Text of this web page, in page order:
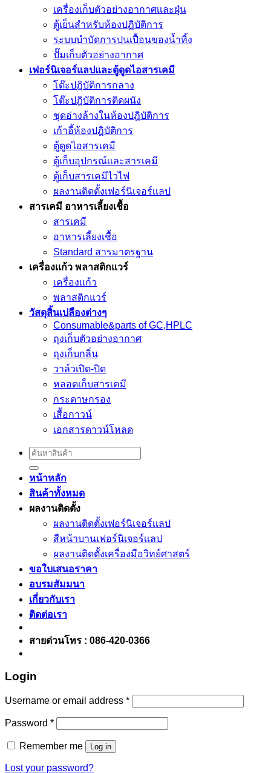
เครื่องเก็บตัวอย่างอากาศเเละฝุ่น
ตู้เย็นสำหรับห้องปฏิบัติการ
ระบบบำบัดการปนเปื้อนของน้ำทิ้ง
ปั๊มเก็บตัวอย่างอากาศ
เฟอร์นิเจอร์แลปและตู้ดูดไอสารเคมี
โต๊ะปฎิบัติการกลาง
โต๊ะปฎิบัติการติดผนัง
ชุดอ่างล้างในห้องปฎิบัติการ
เก้าอี้ห้องปฎิบัติการ
ตู้ดูดไอสารเคมี
ตู้เก็บอุปกรณ์เเละสารเคมี
ตู้เก็บสารเคมีไวไฟ
ผลงานติดตั้งเฟอร์นิเจอร์เเลป
สารเคมี อาหารเลี้ยงเชื้อ
สารเคมี
อาหารเลี้ยงเชื้อ
Standard สารมาตรฐาน
เครื่องเเก้ว พลาสติกแวร์
เครื่องเเก้ว
พลาสติกแวร์
วัสดุสิ้นเปลืองต่างๆ
Consumable&parts of GC,HPLC
ถุงเก็บตัวอย่างอากาศ
ถุงเก็บกลิ่น
วาล์วเปิด-ปิด
หลอดเก็บสารเคมี
กระดาษกรอง
เสื้อกาวน์
เอกสารดาวน์โหลด
Search
for:
หน้าหลัก
สินค้าทั้งหมด
ผลงานติดตั้ง
ผลงานติดตั้งเฟอร์นิเจอร์เเลป
สีหน้าบานเฟอร์นิเจอร์เเลป
ผลงานติดตั้งเครื่องมือวิทย์ศาสตร์
ขอใบเสนอราคา
อบรมสัมมนา
เกี่ยวกับเรา
ติดต่อเรา
สายด่วนโทร : 086-420-0366
Login
Username or email address *
Password *
Remember me Log in
Lost your password?